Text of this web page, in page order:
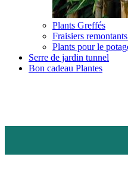
Plants Greffés
Fraisiers
Plants pour le
Serre de jardin tunnel
Bon cadeau Plantes